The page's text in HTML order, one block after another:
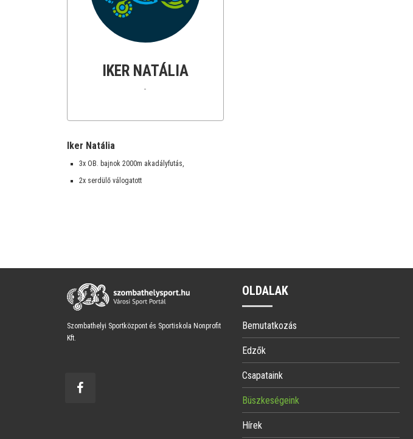
IKER NATÁLIA
-
Iker Natália
3x OB. bajnok 2000m akadályfutás,
2x serdülő válogatott
Szombathelyi Sportközpont és Sportiskola Nonprofit
Kft.
OLDALAK
Bemutatkozás
Edzők
Csapataink
Büszkeségeink
Hírek